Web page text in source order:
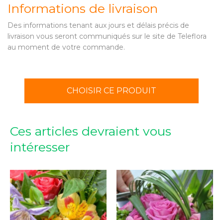
Informations de livraison
Des informations tenant aux jours et délais précis de
livraison vous seront communiqués sur le site de Teleflora
au moment de votre commande.
CHOISIR CE PRODUIT
Ces articles devraient vous
intéresser